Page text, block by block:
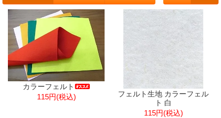
カラーフェルト
115円(税込)
フェルト生地 カラーフェル
ト 白
115円(税込)